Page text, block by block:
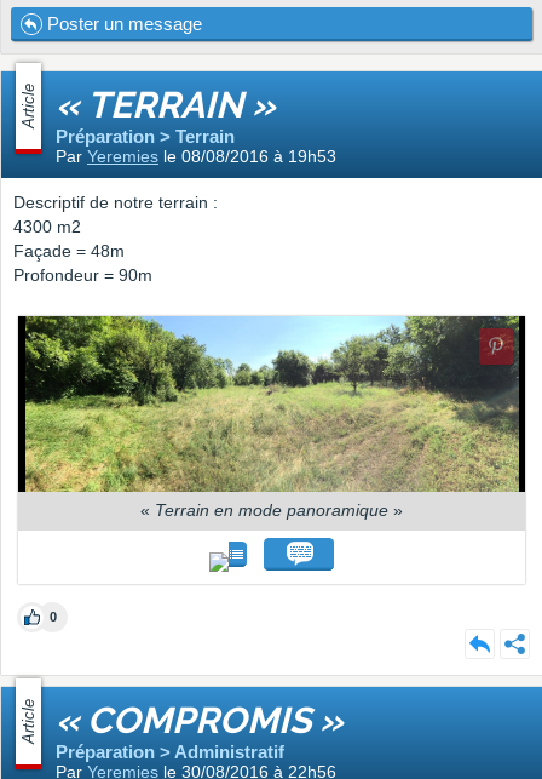
Poster un message
Article « TERRAIN »
Préparation > Terrain
Par Yeremies le 08/08/2016 à 19h53
Descriptif de notre terrain :
4300 m2
Façade = 48m
Profondeur = 90m
« Terrain en mode panoramique »
0
Article « COMPROMIS »
Préparation > Administratif
Par Yeremies le 30/08/2016 à 22h56